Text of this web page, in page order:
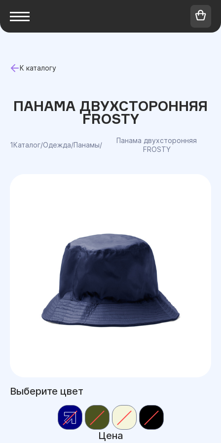
К каталогу
ПАНАМА ДВУХСТОРОННЯЯ
FROSTY
1Каталог/Одежда/Панамы/
Панама двухсторонняя
FROSTY
Выберите цвет
Цена